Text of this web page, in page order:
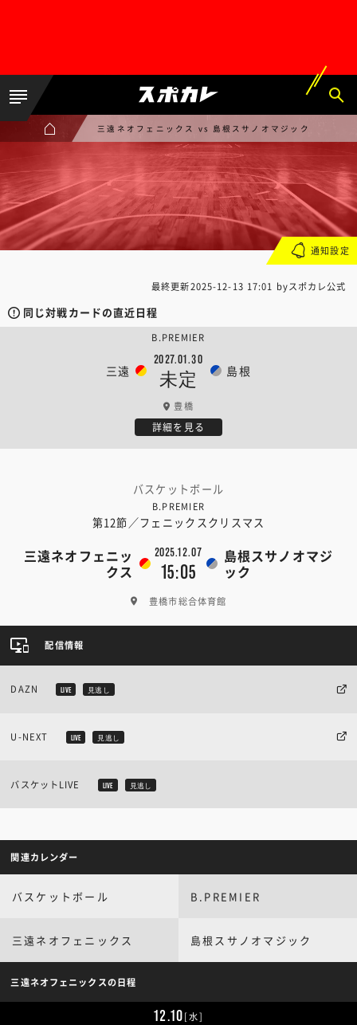
三遠ネオフェニックス vs 島根スサノオマジック
最終更新2025-12-13 17:01 byスポカレ公式
同じ対戦カードの直近日程
三遠
2027.01.30
未定 島根
B.PREMIER
豊橋
詳細を見る
バスケットボール
B.PREMIER
第12節／フェニックスクリスマス
三遠ネオフェニッ
クス
2025.12.07
15:05
島根スサノオマジ
ック
豊橋市総合体育館
通知設定
配信情報
DAZN LIVE 見逃し
U-NEXT LIVE 見逃し
バスケットLIVE LIVE 見逃し
関連カレンダー
バスケットボール B.PREMIER
三遠ネオフェニックス 島根スサノオマジック
三遠ネオフェニックスの日程
12.10[水]